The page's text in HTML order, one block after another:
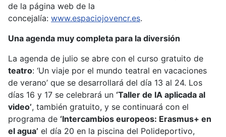
de la página web de la
concejalía: www.espaciojovencr.es.
Una agenda muy completa para la diversión
La agenda de julio se abre con el curso gratuito de
teatro: ‘Un viaje por el mundo teatral en vacaciones
de verano’ que se desarrollará del día 13 al 24. Los
días 16 y 17 se celebrará un ‘Taller de IA aplicada al
video’, también gratuito, y se continuará con el
programa de ‘Intercambios europeos: Erasmus+ en
el agua’ el día 20 en la piscina del Polideportivo,